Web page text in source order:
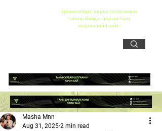
Цахим спорт, видео тоглоомын
талаар бичдэг цорын ганц
мэдээллийн сайт
Masha Mnn
Aug 31, 2025 2 min read